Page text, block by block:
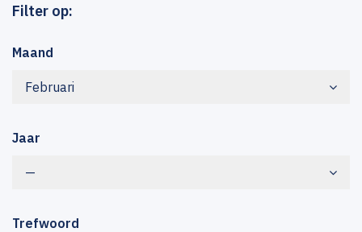
Filter op:
Maand
Februari
Jaar
—
Trefwoord